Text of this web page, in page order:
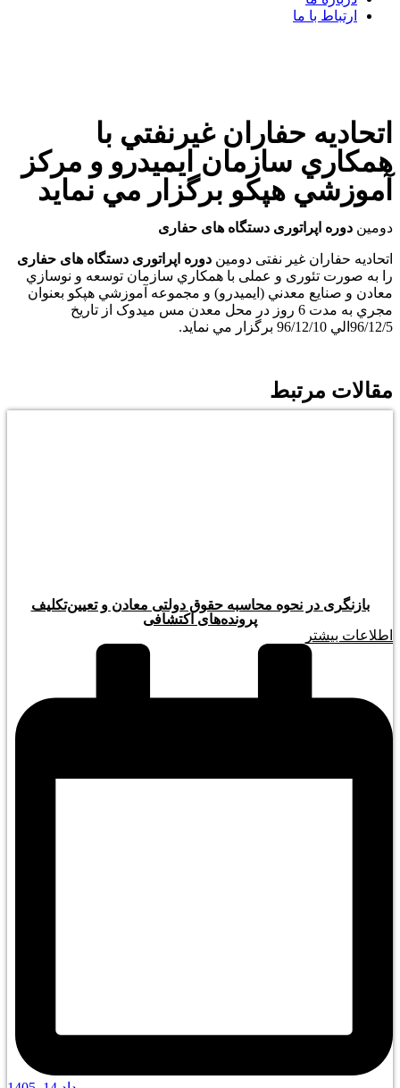
ارتباط با ما
اتحاديه حفاران غيرنفتي با
همكاري سازمان ايميدرو و مركز
آموزشي هپكو برگزار مي نمايد
دومين دوره اپراتوری دستگاه های حفاری
اتحادیه حفاران غیر نفتی دومين دوره اپراتوری دستگاه های حفاری
را به صورت تئوری و عملی با همكاري سازمان توسعه و نوسازي
معادن و صنايع معدني (ايميدرو) و مجموعه آموزشي هپكو بعنوان
مجري به مدت 6 روز در محل معدن مس میدوک از تاریخ
96/12/5الي 96/12/10 برگزار مي نماید.
مقالات مرتبط
بازنگری در نحوه محاسبه حقوق دولتی معادن و تعیین‌تکلیف
پرونده‌های اکتشافی
اطلاعات بیشتر